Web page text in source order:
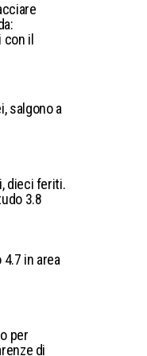
il
salgono a
dieci feriti.
3.8
in area
per
di